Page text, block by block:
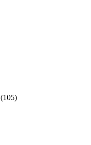
(105)